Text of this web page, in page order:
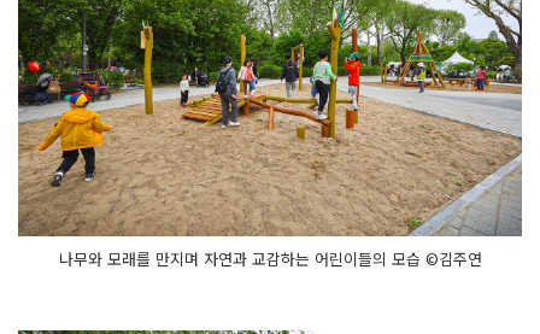
나무와 모래를 만지며 자연과 교감하는 어린이들의 모습 ©김주연